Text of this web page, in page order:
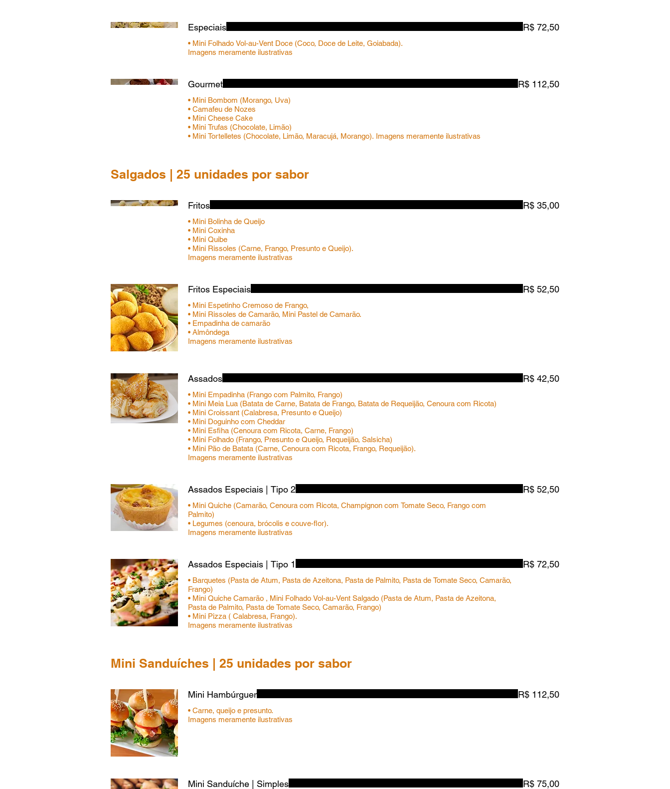
Especiais
• Mini Folhado Vol-au-Vent Doce (Coco, Doce de Leite, Goiabada).
Imagens meramente ilustrativas
R$ 72,50
Gourmet
• Mini Bombom (Morango, Uva)
• Camafeu de Nozes
• Mini Cheese Cake
• Mini Trufas (Chocolate, Limão)
• Mini Tortelletes (Chocolate, Limão, Maracujá, Morango). Imagens meramente ilustrativas
R$ 112,50
Salgados | 25 unidades por sabor
Fritos
• Mini Bolinha de Queijo
• Mini Coxinha
• Mini Quibe
• Mini Rissoles (Carne, Frango, Presunto e Queijo).
R$ 35,00
Fritos Especiais
• Mini Espetinho Cremoso de Frango,
• Mini Rissoles de Camarão, Mini Pastel de Camarão.
• Empadinha de camarão
• Almôndega
R$ 52,50
Assados
• Mini Empadinha (Frango com Palmito, Frango)
• Mini Meia Lua (Batata de Carne, Batata de Frango, Batata de Requeijão, Cenoura com Ricota)
• Mini Croissant (Calabresa, Presunto e Queijo)
• Mini Doguinho com Cheddar
• Mini Esfiha (Cenoura com Ricota, Carne, Frango)
• Mini Folhado (Frango, Presunto e Queijo, Requeijão, Salsicha)
• Mini Pão de Batata (Carne, Cenoura com Ricota, Frango, Requeijão).
R$ 42,50
Assados Especiais | Tipo 2
• Mini Quiche (Camarão, Cenoura com Ricota, Champignon com Tomate Seco, Frango com
Palmito)
• Legumes (cenoura, brócolis e couve-flor).
Imagens meramente ilustrativas
R$ 52,50
Assados Especiais | Tipo 1
• Barquetes (Pasta de Atum, Pasta de Azeitona, Pasta de Palmito, Pasta de Tomate Seco, Camarão,
Frango)
• Mini Quiche Camarão , Mini Folhado Vol-au-Vent Salgado (Pasta de Atum, Pasta de Azeitona,
Pasta de Palmito, Pasta de Tomate Seco, Camarão, Frango)
• Mini Pizza ( Calabresa, Frango).
Imagens meramente ilustrativas
R$ 72,50
Mini Sanduíches | 25 unidades por sabor
Mini Hambúrguer
• Carne, queijo e presunto.
Imagens meramente ilustrativas
R$ 112,50
Mini Sanduíche | Simples R$ 75,00